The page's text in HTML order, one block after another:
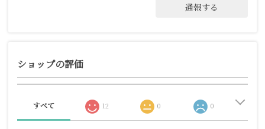
通報する
ショップの評価
すべて 12 0 0